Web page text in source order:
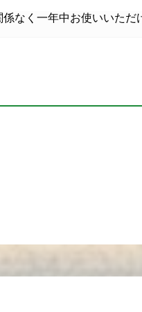
なく一年中お使いいただ